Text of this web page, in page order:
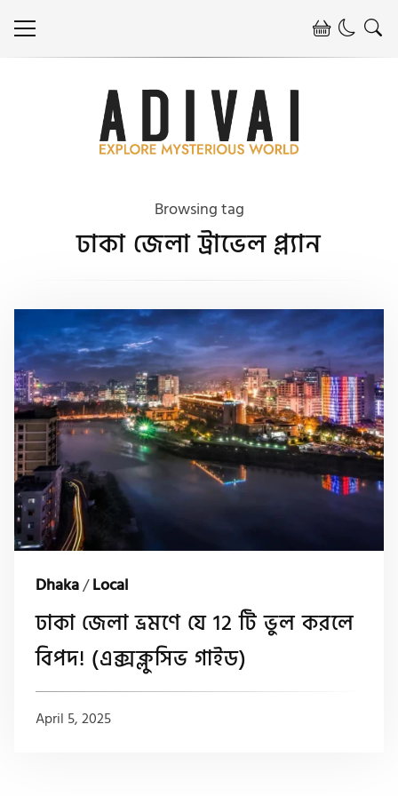
Browsing tag
ঢাকা জেলা ট্রাভেল প্ল্যান
Dhaka/Local
ঢাকা জেলা ভ্রমণে যে 12 টি ভুল করলে
বিপদ! (এক্সক্লুসিভ গাইড)
April 5, 2025